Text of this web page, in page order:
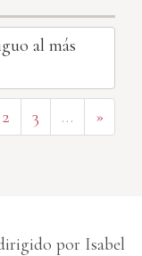
al más
2 3 … »
por Isabel